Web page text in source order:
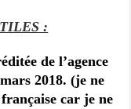
:
de l’agence
2018. (je ne
car je ne